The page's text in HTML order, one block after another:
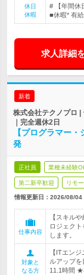
休日
休暇
# 【年間休
■休暇* 有
求人詳細
新着
株式会社テクノプロ |
｜完全週休2日
【プログラマー
発
正社員 業種未経験
第二新卒歓迎 リモ
情報更新日：2026/08/04
仕事内容
【スキル
ロジェク
します。
対象と
なる方
【ITエン
ルアップ
11.1時間 ★